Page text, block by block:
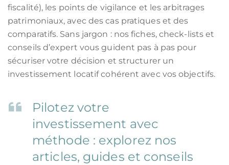
fiscalité), les points de vigilance et les arbitrages
patrimoniaux, avec des cas pratiques et des
comparatifs. Sans jargon : nos fiches, check-lists et
conseils d’expert vous guident pas à pas pour
sécuriser votre décision et structurer un
investissement locatif cohérent avec vos objectifs.
Pilotez votre
investissement avec
méthode : explorez nos
articles, guides et conseils